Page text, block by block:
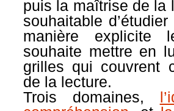
puis la maîtrise de la
souhaitable
manière explicite
souhaite mettre en
grilles qui couvrent
de la lecture.
Trois domaines,